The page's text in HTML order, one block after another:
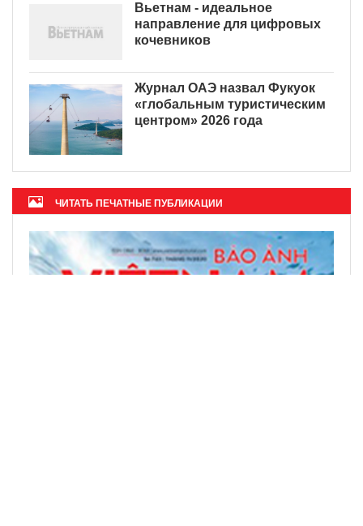
Вьетнам - идеальное
направление для цифровых
кочевников
Журнал ОАЭ назвал Фукуок
«глобальным туристическим
центром» 2026 года
ЧИТАТЬ ПЕЧАТНЫЕ ПУБЛИКАЦИИ